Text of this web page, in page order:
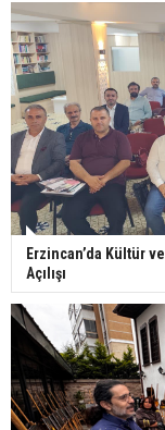
Erzincan’da Kültür
Açılışı